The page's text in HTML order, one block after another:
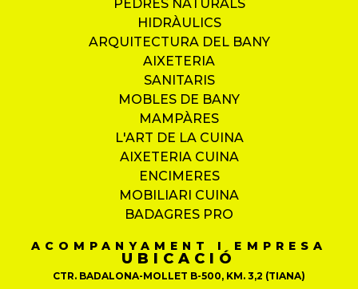
PEDRES NATURALS
HIDRÀULICS
ARQUITECTURA DEL BANY
AIXETERIA
SANITARIS
MOBLES DE BANY
MAMPÀRES
L'ART DE LA CUINA
AIXETERIA CUINA
ENCIMERES
MOBILIARI CUINA
BADAGRES PRO
ACOMPANYAMENT I EMPRESA
UBICACIÓ
CTR. BADALONA-MOLLET B-500, KM. 3,2 (TIANA)